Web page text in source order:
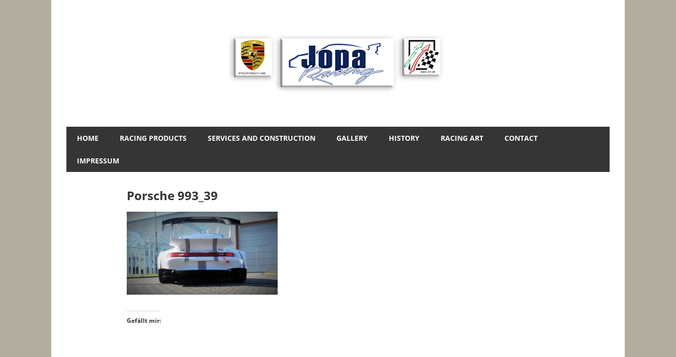
Jopa-
Racing
HOME RACING PRODUCTS SERVICES AND CONSTRUCTION GALLERY HISTORY RACING ART CONTACT
IMPRESSUM
Porsche 993_39
Gefällt mir: